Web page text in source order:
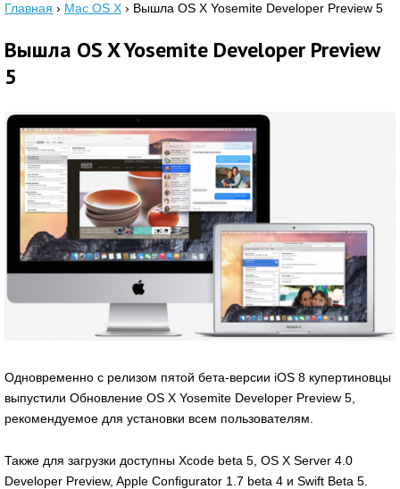
Главная › Mac OS X › Вышла OS X Yosemite Developer Preview 5
Вышла OS X Yosemite Developer Preview
5
Одновременно с релизом пятой бета-версии iOS 8 купертиновцы
выпустили Обновление OS X Yosemite Developer Preview 5,
рекомендуемое для установки всем пользователям.
Также для загрузки доступны Xcode beta 5, OS X Server 4.0
Developer Preview, Apple Configurator 1.7 beta 4 и Swift Beta 5.